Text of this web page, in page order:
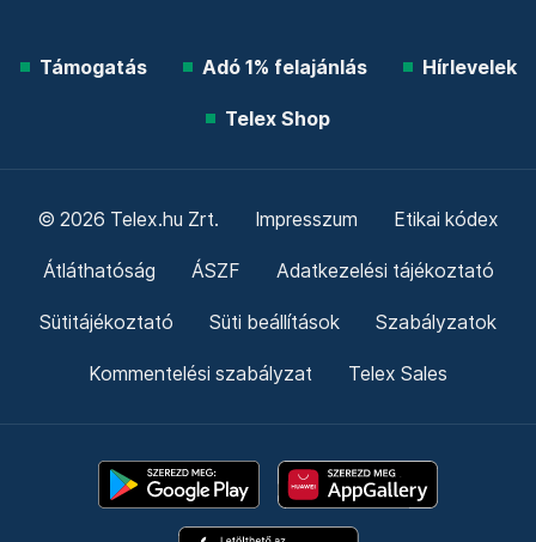
Támogatás Adó 1% felajánlás Hírlevelek
Telex Shop
© 2026 Telex.hu Zrt. Impresszum Etikai kódex
Átláthatóság ÁSZF Adatkezelési tájékoztató
Sütitájékoztató Süti beállítások Szabályzatok
Kommentelési szabályzat Telex Sales